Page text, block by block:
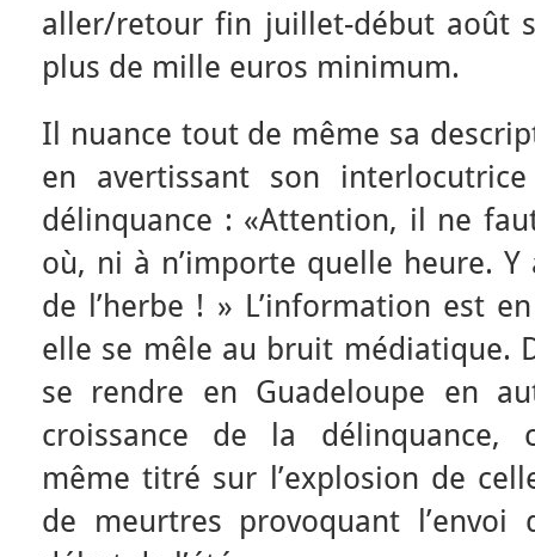
aller/retour fin juillet-début août
plus de mille euros minimum.
Il nuance tout de même sa
en avertissant son
délinquance : «Attention, il ne
où, ni à n’importe quelle heure.
de l’herbe ! » L’information est
elle se mêle au bruit médiatique.
se rendre en Guadeloupe en
croissance de la délinquance,
même titré sur l’explosion de
de meurtres provoquant